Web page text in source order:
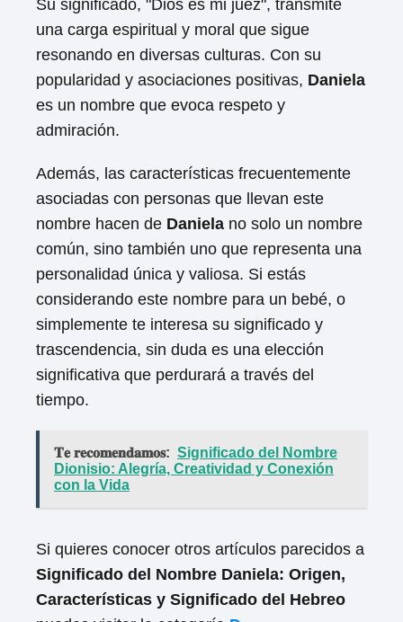
Su significado, "Dios es mi juez", transmite
una carga espiritual y moral que sigue
resonando en diversas culturas. Con su
popularidad y asociaciones positivas, Daniela
es un nombre que evoca respeto y
admiración.
Además, las características frecuentemente
asociadas con personas que llevan este
nombre hacen de Daniela no solo un nombre
común, sino también uno que representa una
personalidad única y valiosa. Si estás
considerando este nombre para un bebé, o
simplemente te interesa su significado y
trascendencia, sin duda es una elección
significativa que perdurará a través del
tiempo.
𝐓𝐞 𝐫𝐞𝐜𝐨𝐦𝐞𝐧𝐝𝐚𝐦𝐨𝐬: Significado del Nombre
Dionisio: Alegría, Creatividad y Conexión
con la Vida
Si quieres conocer otros artículos parecidos a
Significado del Nombre Daniela: Origen,
Características y Significado del Hebreo